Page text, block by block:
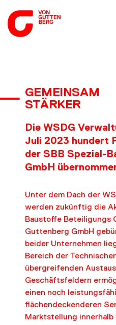
NEUES
BERATUNG
KARRIERE
KONTAKT
GEMEINSAM
STÄRKER
Die WSDG
Juli 2023 hundert
der SBB Spezial-
GmbH
Unter dem Dach der
werden zukünftig die
Baustoffe Beteiligungs
Guttenberg GmbH
beider Unternehmen
Bereich der
übergreifenden
Geschäftsfeldern
einen noch
flächendeckenderen
Marktstellung